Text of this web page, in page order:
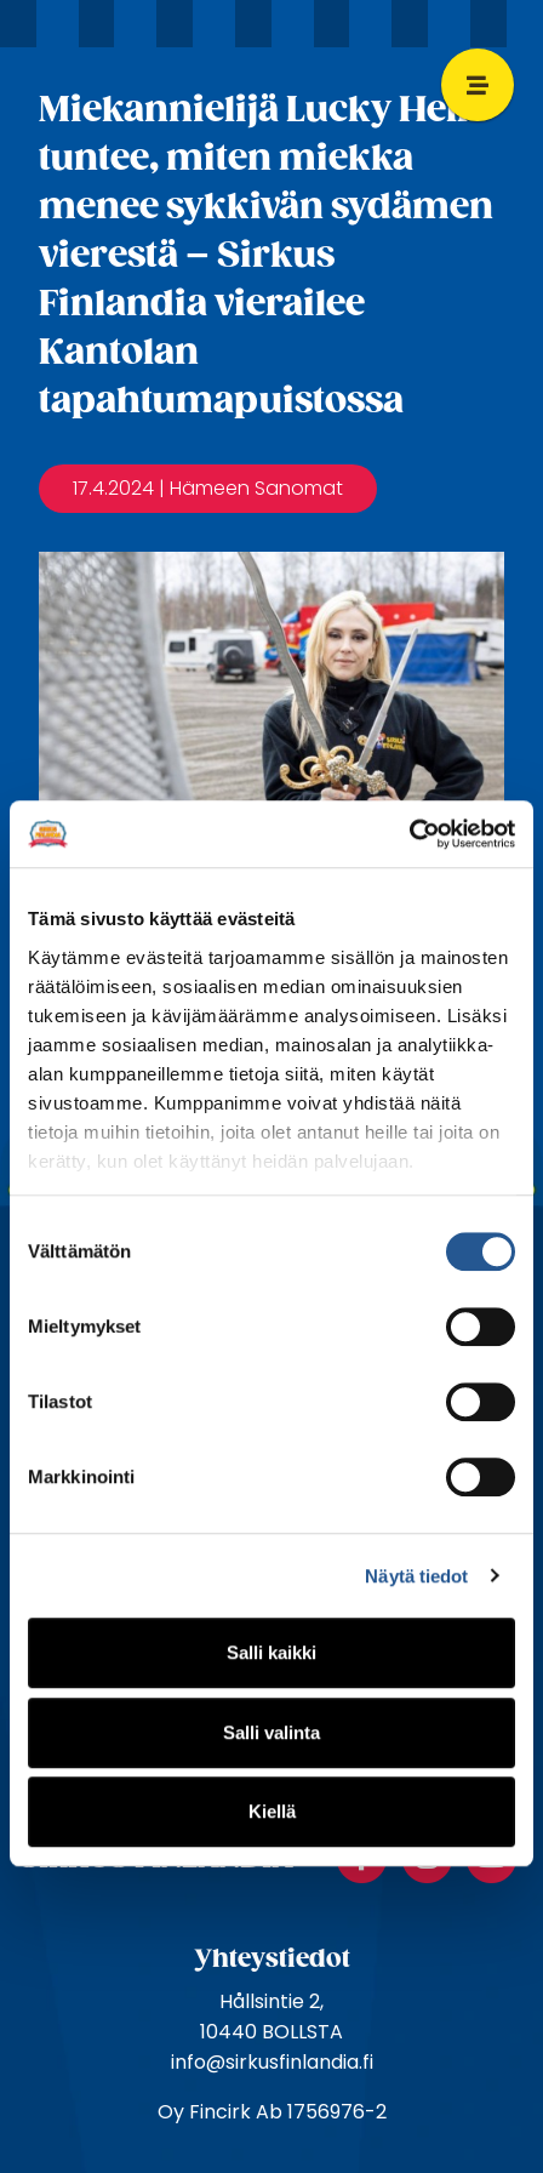
Tämä sivusto käyttää evästeitä
Käytämme evästeitä tarjoamamme sisällön ja mainosten
räätälöimiseen, sosiaalisen median ominaisuuksien
tukemiseen ja kävijämäärämme analysoimiseen. Lisäksi
jaamme sosiaalisen median, mainosalan ja analytiikka-
alan kumppaneillemme tietoja siitä, miten käytät
sivustoamme. Kumppanimme voivat yhdistää näitä
tietoja muihin tietoihin, joita olet antanut heille tai joita on
kerätty, kun olet käyttänyt heidän palvelujaan.
valinta
Välttämätön
Mieltymykset
Tilastot
Markkinointi
Näytä tiedot
Salli kaikki
Salli valinta
Kiellä
Miekannielijä Lucky Hell
tuntee, miten miekka
menee sykkivän sydämen
vierestä – Sirkus
Finlandia vierailee
Kantolan
tapahtumapuistossa
17.4.2024 | Hämeen Sanomat
Kerro kaverille
Share
on
Facebook
Share
on
LinkedIn
Share
on
Twitter
Share
on
WhatsApp
Share
on
Email
tiedot tulevista esityksistämme, kiertueesta ja
S
h
p
SIRKUS FINLANDIA Facebook
Yhteystiedot
Hållsintie 2,
10440 BOLLSTA
info@sirkusfinlandia.fi
Oy Fincirk Ab 1756976-2